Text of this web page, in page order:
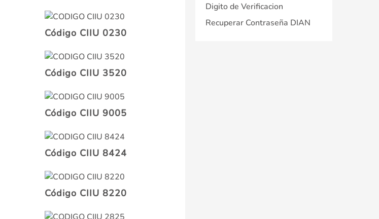
Código CIIU 0230
Código CIIU 3520
Código CIIU 9005
Código CIIU 8424
Código CIIU 8220
Digito de Verificacion
Recuperar Contraseña DIAN